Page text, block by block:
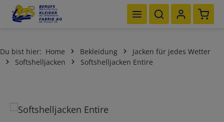
Zum Hauptinhalt springen
Du bist hier: Home Bekleidung
Jacken für jedes Wetter
Softshelljacken
Softshelljacken Entire
Bildergalerie überspringen